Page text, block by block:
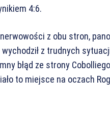
4:6.
z obu stron,
z trudnych
błąd ze strony
to miejsce na oczach